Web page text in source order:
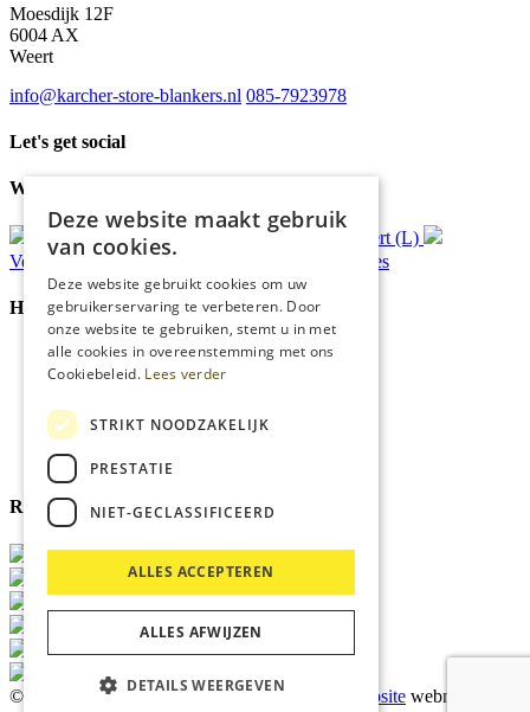
Moesdijk 12F
6004 AX
Weert
info@karcher-store-blankers.nl 085-7923978
Let's get social
Waar wij voor staan
bezorging*
Ophalen in Echt of Weert (L)
Verzonden binnen 48 uur* advies
Handige Links
Home
Klantenservice
Blog
Privacyverklaring
Cookies
Reviewmerk
© 2026 Kärcher Store Blankers |Maatwerk website webmix |
Deze website maakt gebruik
van cookies.
Deze website gebruikt cookies om uw
gebruikerservaring te verbeteren. Door
onze website te gebruiken, stemt u in met
alle cookies in overeenstemming met ons
Cookiebeleid. Lees verder
STRIKT NOODZAKELIJK
PRESTATIE
NIET-GECLASSIFICEERD
ALLES ACCEPTEREN
ALLES AFWIJZEN
DETAILS WEERGEVEN